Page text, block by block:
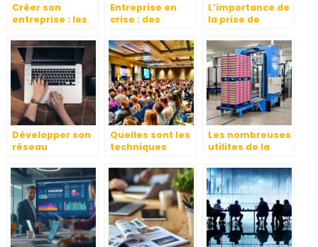
Créer son
entreprise : les
pas négliger
Entreprise en
crise : des
décisions
L’importance de
la prise de
Développer son
réseau
Afrique
Quelles sont les
techniques
réussir
l’animation d’un
événement
professionnel ?
Les nombreuses
utilites de la
un outil
indispensable